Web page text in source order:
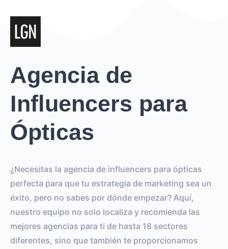
Agencia de
Influencers para
Ópticas
¿Necesitas la agencia de influencers para ópticas
perfecta para que tu estrategia de marketing sea un
éxito, pero no sabes por dónde empezar? Aquí,
nuestro equipo no solo localiza y recomienda las
mejores agencias para ti de hasta 18 sectores
diferentes, sino que también te proporcionamos